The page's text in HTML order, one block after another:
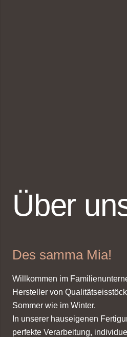
Über
Des samma Mia!
Willkommen im
Hersteller von
Sommer wie im Winter.
In unserer hauseigenen
perfekte Verarbeitung,